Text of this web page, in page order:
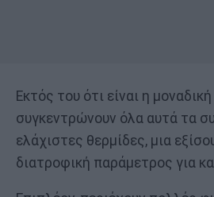
Εκτός του ότι είναι η
συγκεντρώνουν όλα αυτά τα
ελάχιστες θερμίδες, μια
διατροφική παράμετρος για